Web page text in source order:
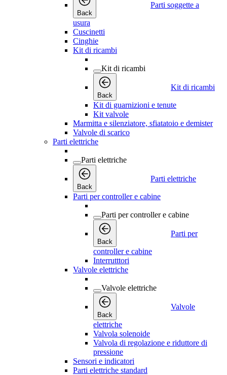
Back
Parti soggette a
usura
Cuscinetti
Cinghie
Kit di ricambi
Kit di ricambi
Back
Kit di ricambi
Kit di guarnizioni e tenute
Kit valvole
Marmitta e silenziatore, sfiatatoio e demister
Valvole di scarico
Parti elettriche
Parti elettriche
Back
Parti elettriche
Parti per controller e cabine
Parti per controller e cabine
Back
Parti per
controller e cabine
Interrutttori
Valvole elettriche
Valvole elettriche
Back
Valvole
elettriche
Valvola solenoide
Valvola di regolazione e riduttore di
pressione
Sensori e indicatori
Parti elettriche standard